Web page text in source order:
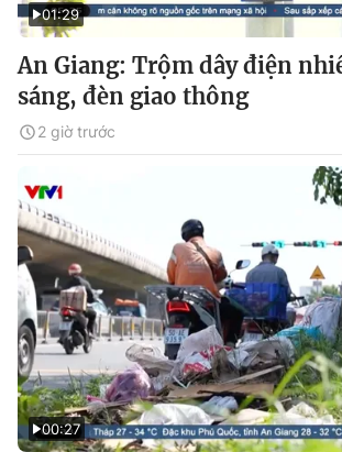
01:29
An Giang: Trộm dây điện
sáng, đèn giao thông
2 giờ trước
00:27